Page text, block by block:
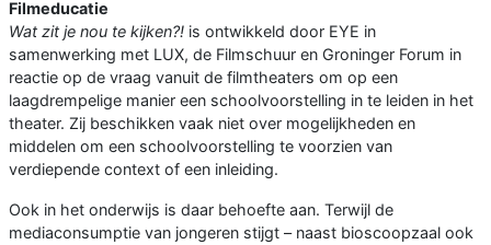
Filmeducatie
Wat zit je nou te kijken?! is ontwikkeld door EYE in
samenwerking met LUX, de Filmschuur en Groninger Forum in
reactie op de vraag vanuit de filmtheaters om op een
laagdrempelige manier een schoolvoorstelling in te leiden in het
theater. Zij beschikken vaak niet over mogelijkheden en
middelen om een schoolvoorstelling te voorzien van
verdiepende context of een inleiding.
Ook in het onderwijs is daar behoefte aan. Terwijl de
mediaconsumptie van jongeren stijgt – naast bioscoopzaal ook